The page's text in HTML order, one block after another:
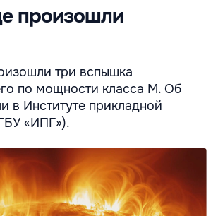
произошли
три вспышка
по мощности класса М. Об
в Институте прикладной
«ИПГ»).